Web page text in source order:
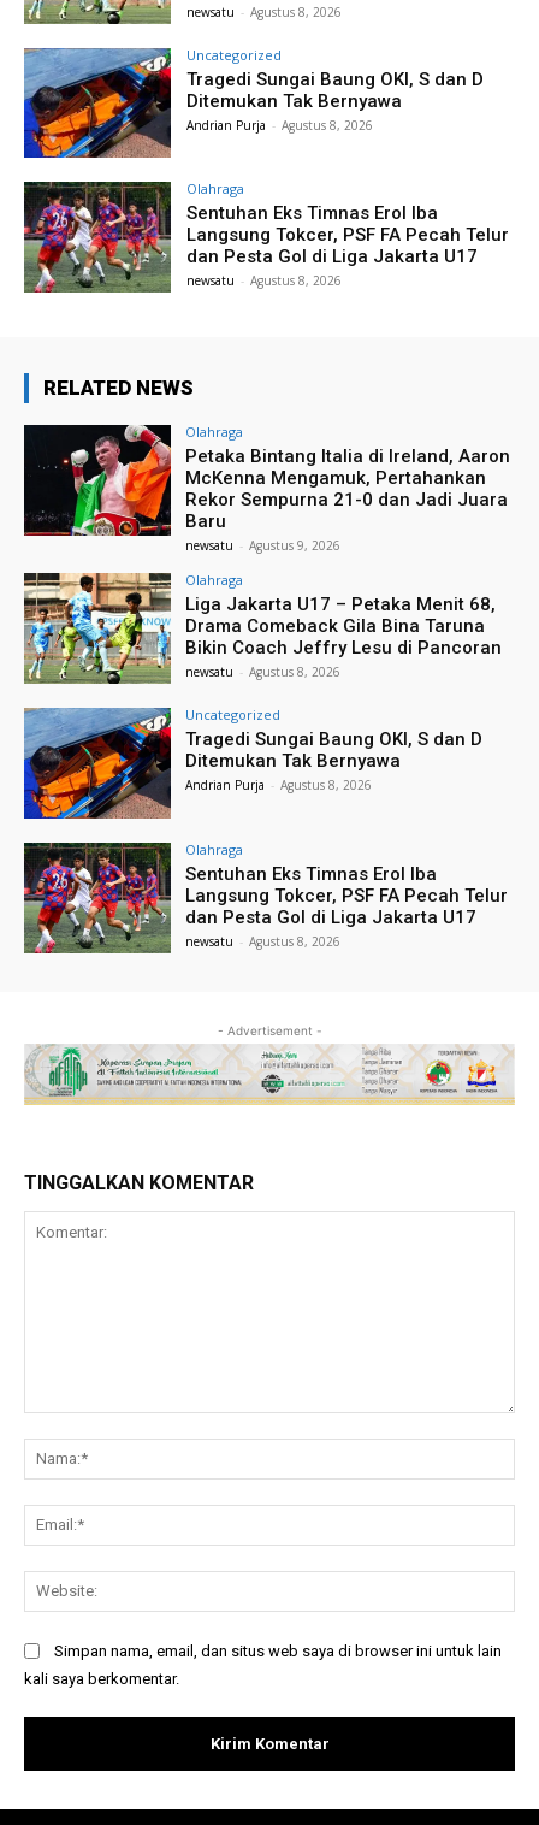
newsatu - Agustus 8, 2026
Uncategorized
Tragedi Sungai Baung OKI, S dan D
Ditemukan Tak Bernyawa
Andrian Purja - Agustus 8, 2026
Olahraga
Sentuhan Eks Timnas Erol Iba
Langsung Tokcer, PSF FA Pecah Telur
dan Pesta Gol di Liga Jakarta U17
newsatu - Agustus 8, 2026
RELATED NEWS
Olahraga
Petaka Bintang Italia di Ireland, Aaron
McKenna Mengamuk, Pertahankan
Rekor Sempurna 21-0 dan Jadi Juara
Baru
newsatu - Agustus 9, 2026
Olahraga
Liga Jakarta U17 – Petaka Menit 68,
Drama Comeback Gila Bina Taruna
Bikin Coach Jeffry Lesu di Pancoran
newsatu - Agustus 8, 2026
Uncategorized
Tragedi Sungai Baung OKI, S dan D
Ditemukan Tak Bernyawa
Andrian Purja - Agustus 8, 2026
Olahraga
Sentuhan Eks Timnas Erol Iba
Langsung Tokcer, PSF FA Pecah Telur
dan Pesta Gol di Liga Jakarta U17
newsatu - Agustus 8, 2026
- Advertisement -
TINGGALKAN KOMENTAR
Simpan nama, email, dan situs web saya di browser ini untuk lain
kali saya berkomentar.